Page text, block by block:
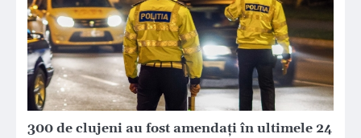
300 de clujeni au fost amendați în ultimele 24